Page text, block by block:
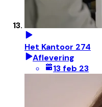
Het Kantoor 274
Aflevering
13 feb 23